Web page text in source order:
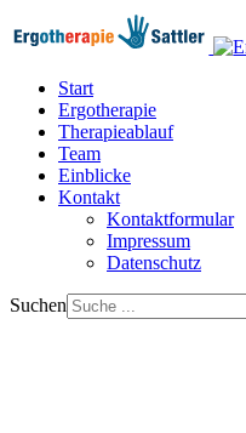
Start
Ergotherapie
Therapieablauf
Team
Einblicke
Kontakt
Kontaktformular
Impressum
Datenschutz
Suchen